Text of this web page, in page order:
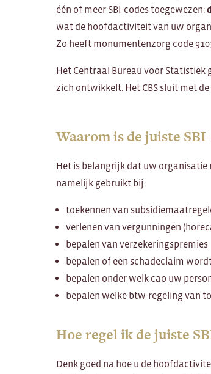
één of meer SBI-codes toegewezen:
wat de hoofdactiviteit van uw
Zo heeft monumentenzorg code
Het Centraal Bureau voor Statistiek
zich ontwikkelt. Het CBS sluit met
Waarom is de juiste
Het is belangrijk dat uw organisatie
namelijk gebruikt bij:
toekennen van
verlenen van vergunningen
bepalen van verzekeringspremies
bepalen of een schadeclaim
bepalen onder welk cao uw
bepalen welke btw-regeling van
Hoe regel ik de juiste
Denk goed na hoe u de